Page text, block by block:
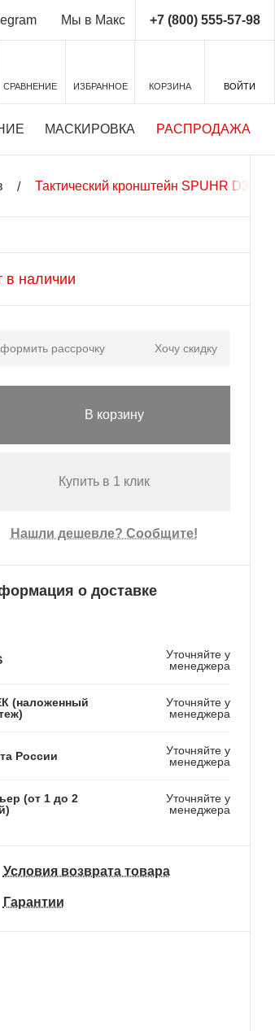
Мы в Макс +7 (800) 555-57-98
СРАВНЕНИЕ ИЗБРАННОЕ КОРЗИНА ВОЙТИ
МАСКИРОВКА РАСПРОДАЖА
Тактический кронштейн SPUHR
в наличии
рассрочку Хочу скидку
В корзину
Купить в 1 клик
Нашли дешевле? Сообщите!
о доставке
Уточняйте у
менеджера
(наложенный
Уточняйте у
менеджера
России
Уточняйте у
менеджера
(от 1 до 2
Уточняйте у
менеджера
Условия возврата товара
Гарантии